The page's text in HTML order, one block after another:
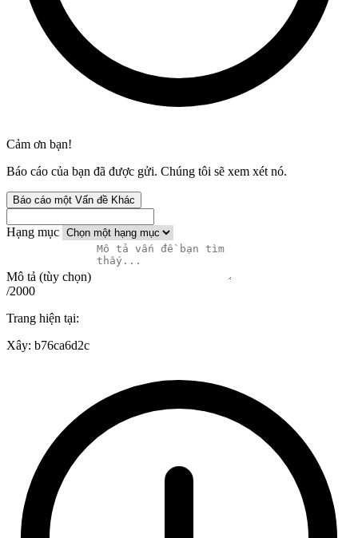
Cảm ơn bạn!
Báo cáo của bạn đã được gửi. Chúng tôi sẽ xem xét nó.
Báo cáo một Vấn đề Khác
Hạng mục
Mô tả (tùy chọn)
/2000
Trang hiện tại:
Xây: b76ca6d2c